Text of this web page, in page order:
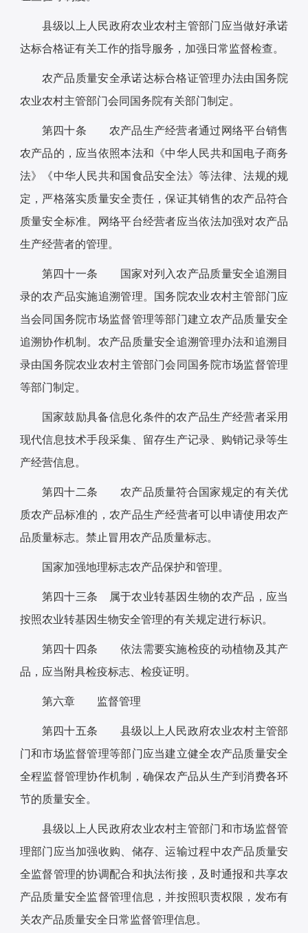
县级以上人民政府农业农村主管部门应当做好承诺
达标合格证有关工作的指导服务，加强日常监督检查。
农产品质量安全承诺达标合格证管理办法由国务院
农业农村主管部门会同国务院有关部门制定。
第四十条 农产品生产经营者通过网络平台销售
农产品的，应当依照本法和《中华人民共和国电子商务
法》《中华人民共和国食品安全法》等法律、法规的规
定，严格落实质量安全责任，保证其销售的农产品符合
质量安全标准。网络平台经营者应当依法加强对农产品
生产经营者的管理。
第四十一条 国家对列入农产品质量安全追溯目
录的农产品实施追溯管理。国务院农业农村主管部门应
当会同国务院市场监督管理等部门建立农产品质量安全
追溯协作机制。农产品质量安全追溯管理办法和追溯目
录由国务院农业农村主管部门会同国务院市场监督管理
等部门制定。
国家鼓励具备信息化条件的农产品生产经营者采用
现代信息技术手段采集、留存生产记录、购销记录等生
产经营信息。
第四十二条 农产品质量符合国家规定的有关优
质农产品标准的，农产品生产经营者可以申请使用农产
品质量标志。禁止冒用农产品质量标志。
国家加强地理标志农产品保护和管理。
第四十三条 属于农业转基因生物的农产品，应当
按照农业转基因生物安全管理的有关规定进行标识。
第四十四条 依法需要实施检疫的动植物及其产
品，应当附具检疫标志、检疫证明。
第六章 监督管理
第四十五条 县级以上人民政府农业农村主管部
门和市场监督管理等部门应当建立健全农产品质量安全
全程监督管理协作机制，确保农产品从生产到消费各环
节的质量安全。
县级以上人民政府农业农村主管部门和市场监督管
理部门应当加强收购、储存、运输过程中农产品质量安
全监督管理的协调配合和执法衔接，及时通报和共享农
产品质量安全监督管理信息，并按照职责权限，发布有
关农产品质量安全日常监督管理信息。